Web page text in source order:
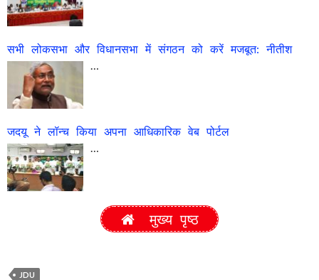
सभी लोकसभा और विधानसभा में संगठन को करें मजबूत: नीतीश
…
जदयू ने लॉन्च किया अपना आधिकारिक वेब पोर्टल
…
मुख्य पृष्ठ
JDU